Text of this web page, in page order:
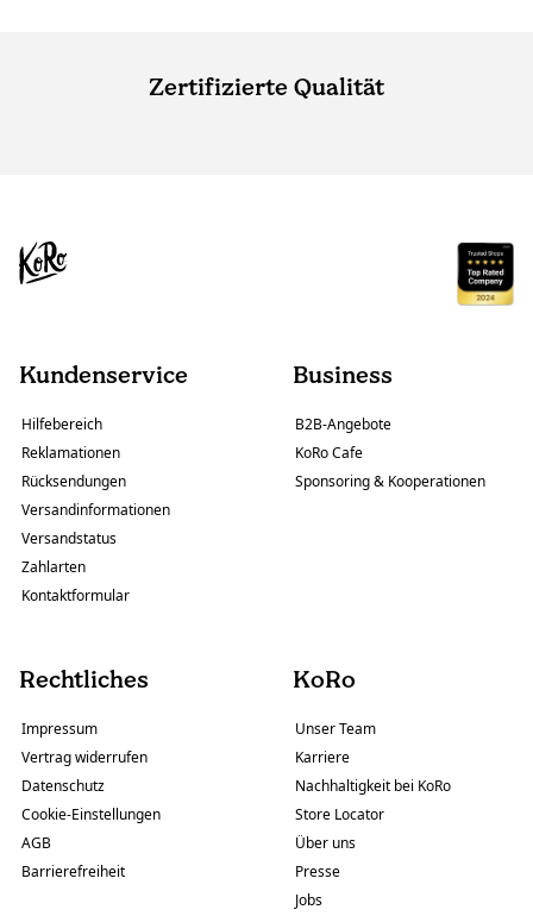
Zertifizierte Qualität
Kundenservice
Hilfebereich
Reklamationen
Rücksendungen
Versandinformationen
Versandstatus
Zahlarten
Kontaktformular
Business
B2B-Angebote
KoRo Cafe
Sponsoring & Kooperationen
Rechtliches
Impressum
Vertrag widerrufen
Datenschutz
Cookie-Einstellungen
AGB
Barrierefreiheit
KoRo
Unser Team
Karriere
Nachhaltigkeit bei KoRo
Store Locator
Über uns
Presse
Jobs